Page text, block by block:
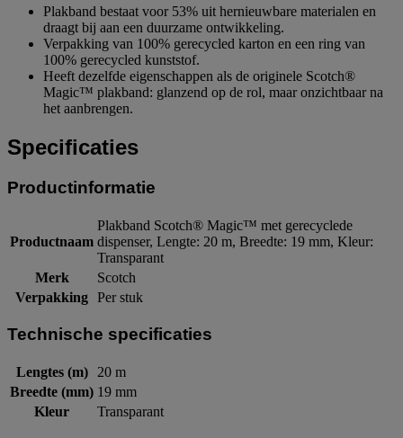
Plakband bestaat voor 53% uit hernieuwbare materialen en
draagt bij aan een duurzame ontwikkeling.
Verpakking van 100% gerecycled karton en een ring van
100% gerecycled kunststof.
Heeft dezelfde eigenschappen als de originele Scotch®
Magic™ plakband: glanzend op de rol, maar onzichtbaar na
het aanbrengen.
Specificaties
Productinformatie
Productnaam
Plakband Scotch® Magic™ met gerecyclede
dispenser, Lengte: 20 m, Breedte: 19 mm, Kleur:
Transparant
Merk
Scotch
Verpakking Per stuk
Technische specificaties
Lengtes (m)
20 m
Breedte (mm) 19 mm
Kleur
Transparant